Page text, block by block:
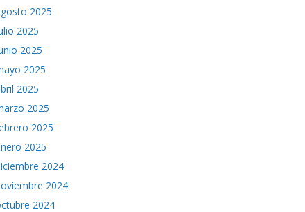
2025
2025
2025
2025
2025
2025
2025
2025
2024
2024
2024